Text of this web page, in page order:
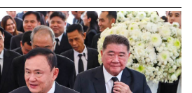
ของ สันติ พร้อมพัฒน์ รองหัวหน้า
อสงสัยเรื่องคุณสมบัติเกี่ยวกับวุฒิ
ม่ทราบ เพราะทุกพรรคสามารถส่ง
ะรัฐมนตรีแล้วจะต้องเห็นชอบร่วม
นปกติ